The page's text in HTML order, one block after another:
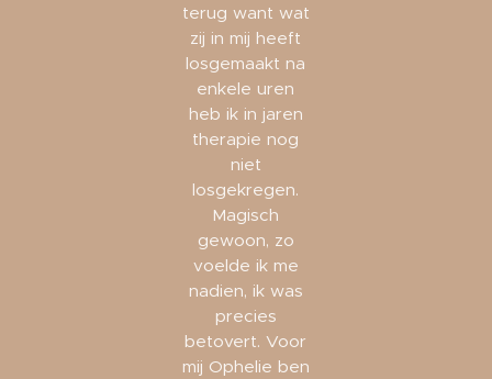
terug want wat
zij in mij heeft
losgemaakt na
enkele uren
heb ik in jaren
therapie nog
niet
losgekregen.
Magisch
gewoon, zo
voelde ik me
nadien, ik was
precies
betovert. Voor
mij Ophelie ben